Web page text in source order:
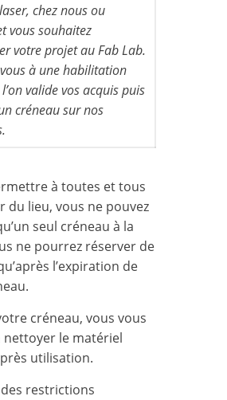
chez nous ou
vous souhaitez
votre projet au Fab Lab.
à une habilitation
valide vos acquis puis
créneau sur nos
à toutes et tous
du lieu, vous ne pouvez
seul créneau à la
ne pourrez réserver de
l’expiration de
créneau, vous vous
nettoyer le matériel
utilisation.
restrictions